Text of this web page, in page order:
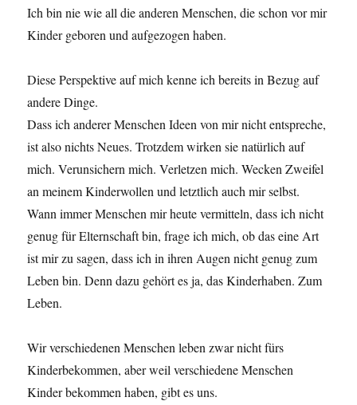
Ich bin nie wie all die anderen Menschen, die schon vor mir
Kinder geboren und aufgezogen haben.
Diese Perspektive auf mich kenne ich bereits in Bezug auf
andere Dinge.
Dass ich anderer Menschen Ideen von mir nicht entspreche,
ist also nichts Neues. Trotzdem wirken sie natürlich auf
mich. Verunsichern mich. Verletzen mich. Wecken Zweifel
an meinem Kinderwollen und letztlich auch mir selbst.
Wann immer Menschen mir heute vermitteln, dass ich nicht
genug für Elternschaft bin, frage ich mich, ob das eine Art
ist mir zu sagen, dass ich in ihren Augen nicht genug zum
Leben bin. Denn dazu gehört es ja, das Kinderhaben. Zum
Leben.
Wir verschiedenen Menschen leben zwar nicht fürs
Kinderbekommen, aber weil verschiedene Menschen
Kinder bekommen haben, gibt es uns.